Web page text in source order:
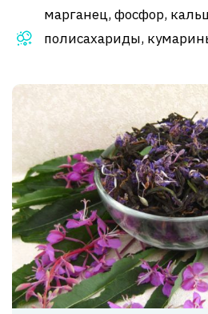
марганец, фосфор,
полисахариды,